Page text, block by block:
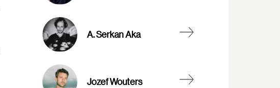
A. Serkan Aka
Jozef Wouters